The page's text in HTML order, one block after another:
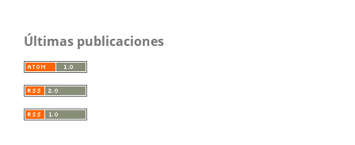
Últimas publicaciones